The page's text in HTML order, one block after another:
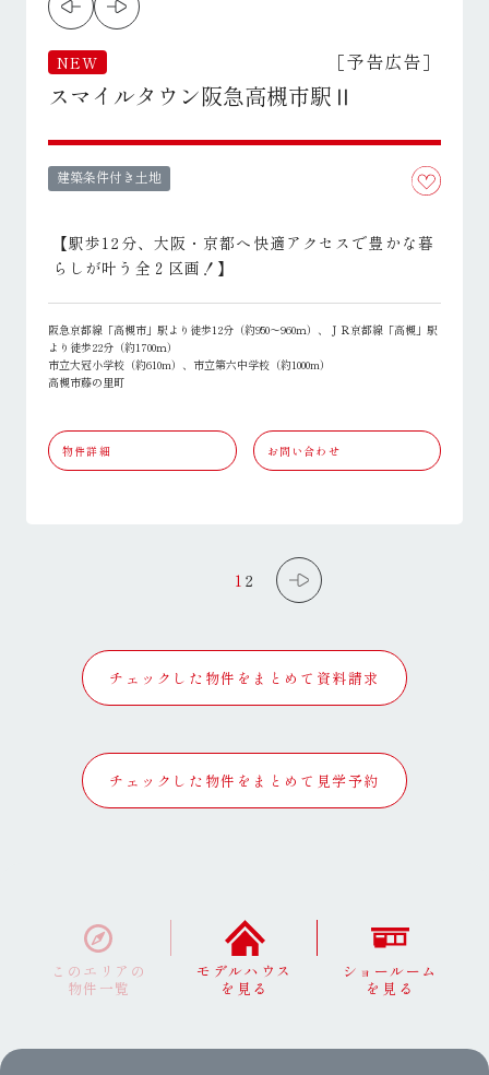
NEW ［予告広告］
スマイルタウン阪急高槻市駅Ⅱ
建築条件付き土地
【駅歩12分、大阪・京都へ快適アクセスで豊かな暮
らしが叶う全２区画！】
阪急京都線「高槻市」駅より徒歩12分（約950～960ｍ）、ＪＲ京都線「高槻」駅
より徒歩22分（約1700ｍ）
市立大冠小学校（約610m）、市立第六中学校（約1000m）
高槻市藤の里町
物件詳細 お問い合わせ
1 2
チェックした物件をまとめて資料請求
チェックした物件をまとめて見学予約
このエリアの
物件一覧
モデルハウス
を見る
ショールーム
を見る